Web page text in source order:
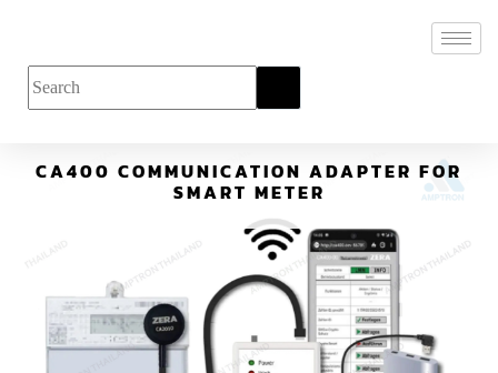
CA400 COMMUNICATION ADAPTER FOR
SMART METER